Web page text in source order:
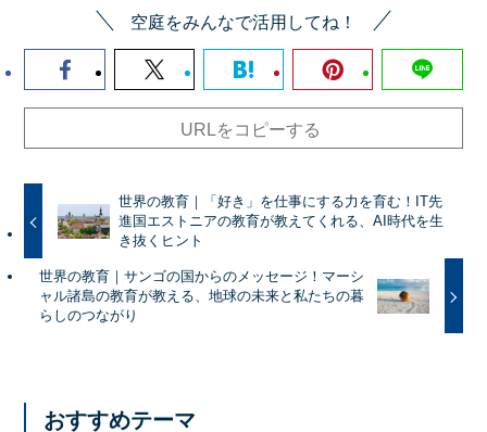
空庭をみんなで活用してね！
URLをコピーする
世界の教育｜「好き」を仕事にする力を育む！IT先
進国エストニアの教育が教えてくれる、AI時代を生
き抜くヒント
世界の教育｜サンゴの国からのメッセージ！マーシ
ャル諸島の教育が教える、地球の未来と私たちの暮
らしのつながり
おすすめテーマ